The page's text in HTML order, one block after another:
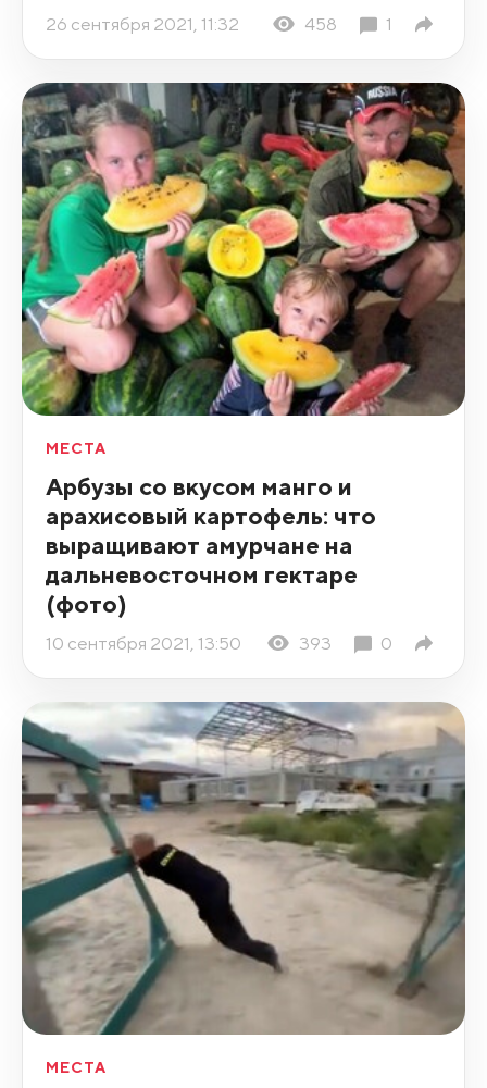
26 сентября 2021, 11:32 458 1
МЕСТА
Арбузы со вкусом манго и
арахисовый картофель: что
выращивают амурчане на
дальневосточном гектаре
(фото)
10 сентября 2021, 13:50 393 0
МЕСТА